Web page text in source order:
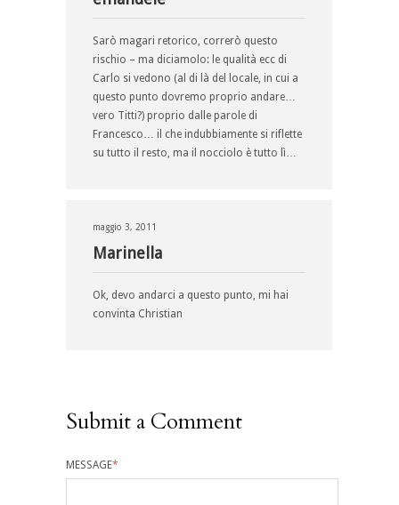
Sarò magari retorico, correrò questo
rischio – ma diciamolo: le qualità ecc di
Carlo si vedono (al di là del locale, in cui a
questo punto dovremo proprio andare…
vero Titti?) proprio dalle parole di
Francesco… il che indubbiamente si riflette
su tutto il resto, ma il nocciolo è tutto lì…
maggio 3, 2011
Marinella
Ok, devo andarci a questo punto, mi hai
convinta Christian
Submit a Comment
MESSAGE*